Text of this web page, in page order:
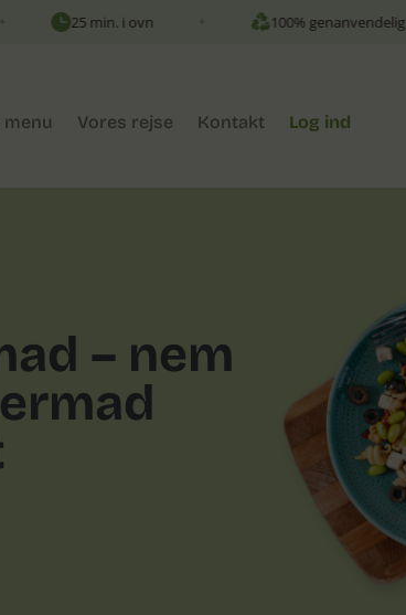
25 min. i ovn ✦ 100% genanvendelig emballage
menu Vores rejse Kontakt Log ind
– nem